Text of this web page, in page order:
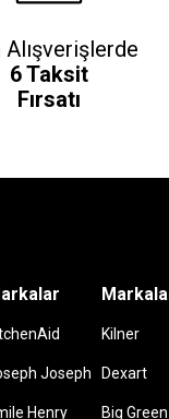
Alışverişlerde
6 Taksit
Fırsatı
Joseph
Henry
Kilner
Dexart
Big